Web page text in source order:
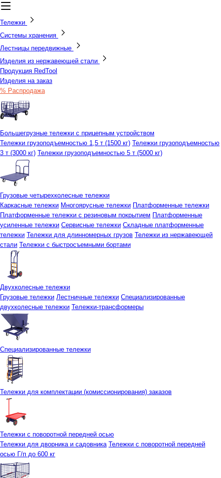
Тележки
Системы хранения
Лестницы передвижные
Изделия из нержавеющей стали
Продукция RedTool
Изделия на заказ
% Распродажа
Большегрузные тележки с прицепным устройством
Тележки грузоподъемностью 1,5 т (1500 кг) Тележки грузоподъемностью
3 т (3000 кг) Тележки грузоподъемностью 5 т (5000 кг)
Грузовые четырехколесные тележки
Каркасные тележки Многоярусные тележки Платформенные тележки
Платформенные тележки с резиновым покрытием Платформенные
усиленные тележки Сервисные тележки Складные платформенные
тележки Тележки для длинномерных грузов Тележки из нержавеющей
стали Тележки с быстросъемными бортами
Двухколесные тележки
Грузовые тележки Лестничные тележки Специализированные
двухколесные тележки Тележки-трансформеры
Специализированные тележки
Тележки для комплектации (комиссионирования) заказов
Тележки с поворотной передней осью
Тележки для дворника и садовника Тележки с поворотной передней
осью Г/п до 600 кг